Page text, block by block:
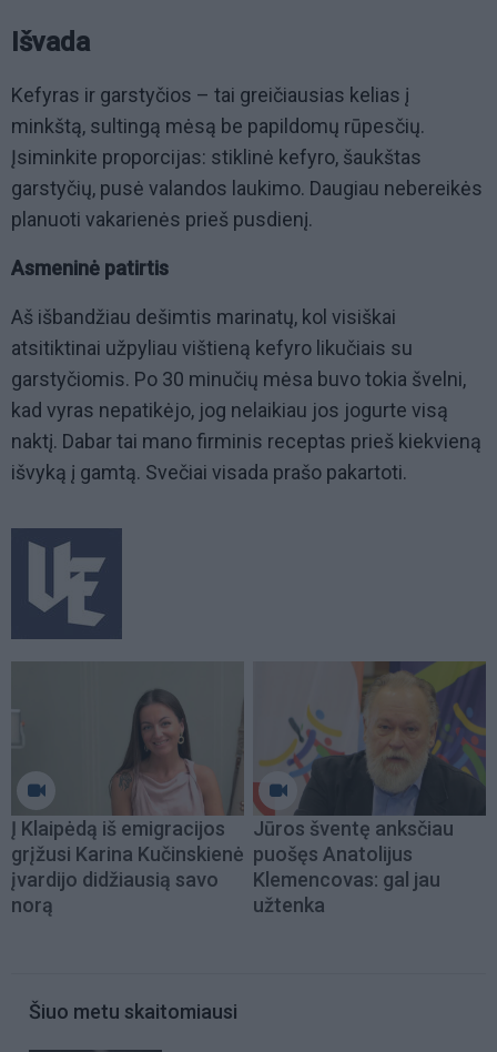
Išvada
Kefyras ir garstyčios – tai greičiausias kelias į
minkštą, sultingą mėsą be papildomų rūpesčių.
Įsiminkite proporcijas: stiklinė kefyro, šaukštas
garstyčių, pusė valandos laukimo. Daugiau nebereikės
planuoti vakarienės prieš pusdienį.
Asmeninė patirtis
Aš išbandžiau dešimtis marinatų, kol visiškai
atsitiktinai užpyliau vištieną kefyro likučiais su
garstyčiomis. Po 30 minučių mėsa buvo tokia švelni,
kad vyras nepatikėjo, jog nelaikiau jos jogurte visą
naktį. Dabar tai mano firminis receptas prieš kiekvieną
išvyką į gamtą. Svečiai visada prašo pakartoti.
Į Klaipėdą iš emigracijos
grįžusi Karina Kučinskienė
įvardijo didžiausią savo
norą
Jūros šventę anksčiau
puošęs Anatolijus
Klemencovas: gal jau
užtenka
Šiuo metu skaitomiausi